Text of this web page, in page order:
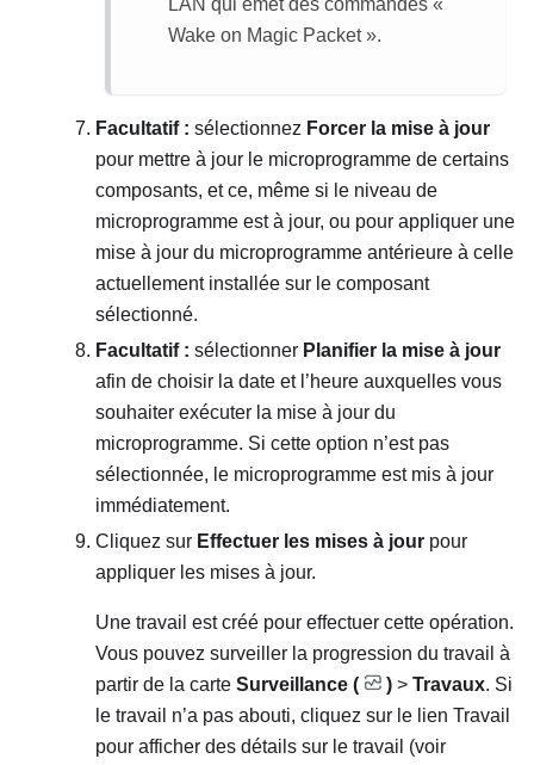
LAN qui émet des commandes «
Wake on Magic Packet ».
Facultatif : sélectionnez Forcer la mise à jour
pour mettre à jour le microprogramme de certains
composants, et ce, même si le niveau de
microprogramme est à jour, ou pour appliquer une
mise à jour du microprogramme antérieure à celle
actuellement installée sur le composant
sélectionné.
Facultatif : sélectionner Planifier la mise à jour
afin de choisir la date et l’heure auxquelles vous
souhaiter exécuter la mise à jour du
microprogramme. Si cette option n’est pas
sélectionnée, le microprogramme est mis à jour
immédiatement.
Cliquez sur Effectuer les mises à jour pour
appliquer les mises à jour.
Une travail est créé pour effectuer cette opération.
Vous pouvez surveiller la progression du travail à
partir de la carte Surveillance ( ) > Travaux. Si
le travail n’a pas abouti, cliquez sur le lien Travail
pour afficher des détails sur le travail (voir